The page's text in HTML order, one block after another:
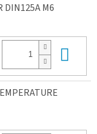
DIN125A M6